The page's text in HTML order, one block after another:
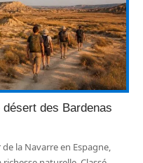
des Bardenas
la Navarre en Espagne,